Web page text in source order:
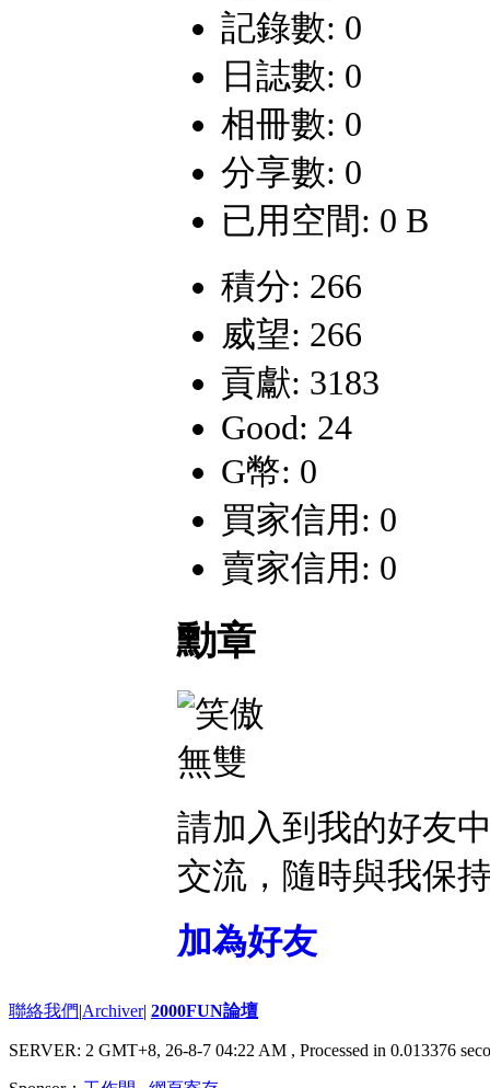
記錄數: 0
日誌數: 0
相冊數: 0
分享數: 0
已用空間: 0 B
積分: 266
威望: 266
貢獻: 3183
Good: 24
G幣: 0
買家信用: 0
賣家信用: 0
勳章
請加入到我的好友
交流，隨時與我保
加為好友
聯絡我們|Archiver| 2000FUN論壇
SERVER: 2 GMT+8, 26-8-7 04:22 AM , Processed in 0.013376